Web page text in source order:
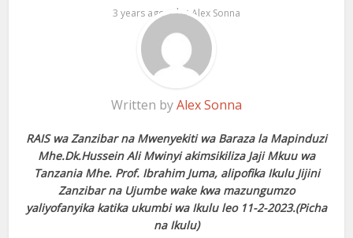
3 years ago by Alex Sonna
Written byAlex Sonna
RAIS wa Zanzibar na Mwenyekiti wa Baraza la Mapinduzi
Mhe.Dk.Hussein Ali Mwinyi akimsikiliza Jaji Mkuu wa
Tanzania Mhe. Prof. Ibrahim Juma, alipofika Ikulu Jijini
Zanzibar na Ujumbe wake kwa mazungumzo
yaliyofanyika katika ukumbi wa Ikulu leo 11-2-2023.(Picha
na Ikulu)